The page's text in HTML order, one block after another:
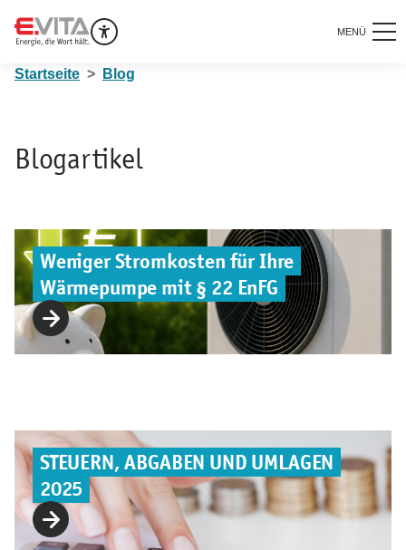
MENÜ
Startseite Blog
Blogartikel
Weniger Stromkosten für Ihre
Wärmepumpe mit § 22 EnFG
STEUERN, ABGABEN UND UMLAGEN
2025